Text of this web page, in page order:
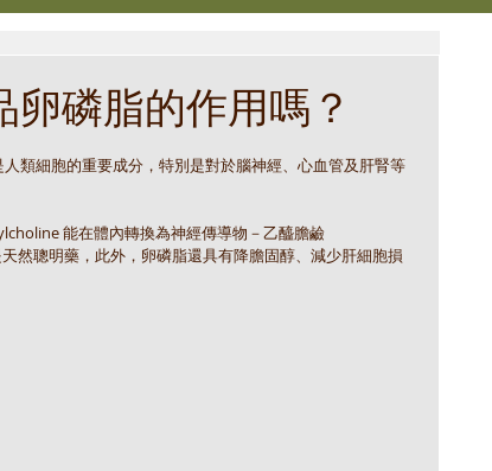
磷脂的作用嗎？
類細胞的重要成分，特別是對於腦神經、心血管及肝腎等
能在體內轉換為神經傳導物－乙醯膽鹼
然聰明藥，此外，卵磷脂還具有降膽固醇、減少肝細胞損